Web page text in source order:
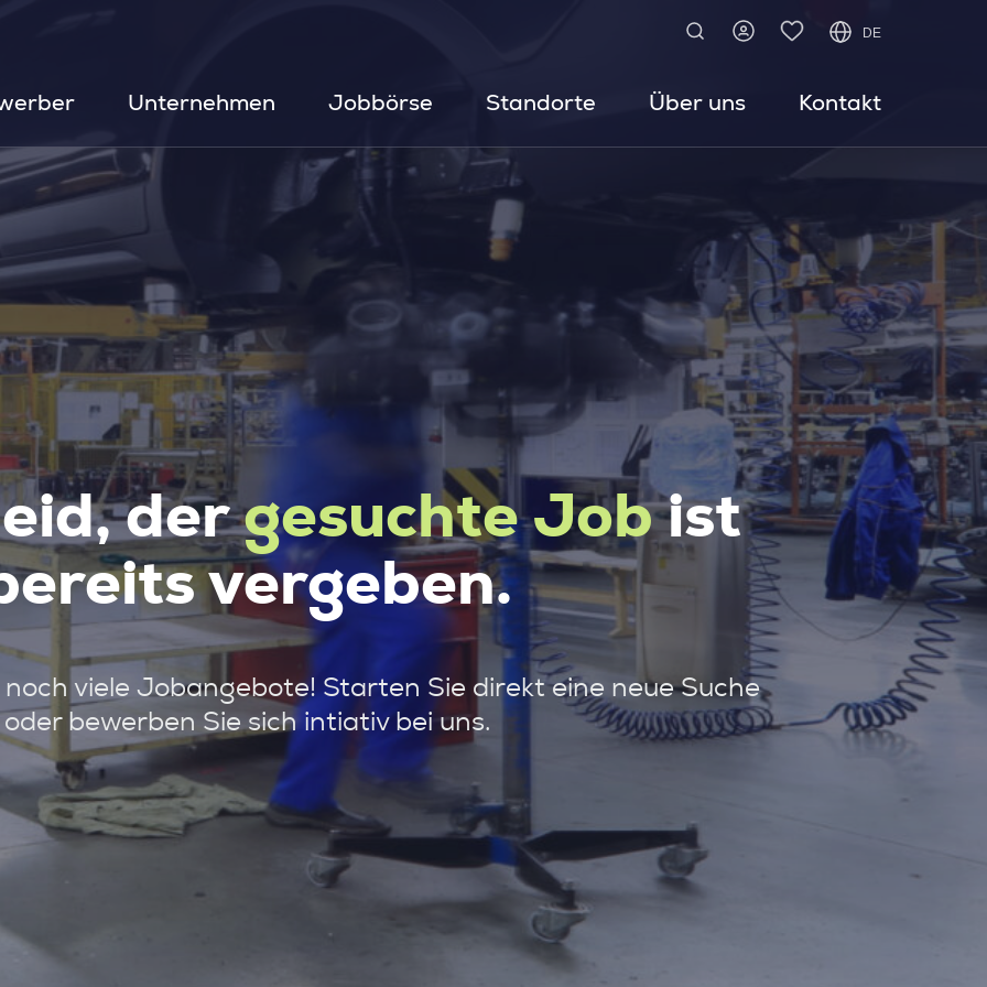
DE
Unternehmen Jobbörse Standorte Über uns Kontakt
dergesuchte Jobist
vergeben.
viele Jobangebote! Starten Sie direkt eine neue Suche
oder bewerben Sie sich intiativ bei uns.